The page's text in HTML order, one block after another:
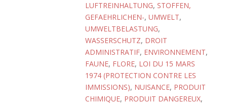
LUFTREINHALTUNG, STOFFEN,
GEFAEHRLICHEN-, UMWELT,
UMWELTBELASTUNG,
WASSERSCHUTZ, DROIT
ADMINISTRATIF, ENVIRONNEMENT,
FAUNE, FLORE, LOI DU 15 MARS
1974 (PROTECTION CONTRE LES
IMMISSIONS), NUISANCE, PRODUIT
CHIMIQUE, PRODUIT DANGEREUX,